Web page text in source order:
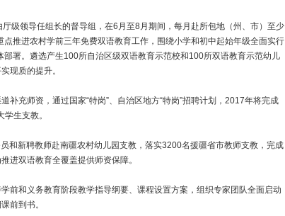
级领导任组长的督导组，在6月至8月期间，每月赴所包地（州、市）至少
点推进农村学前三年免费双语教育工作，围绕小学和初中起始年级全面实行
部署。遴选产生100所自治区级双语教育示范校和100所双语教育示范幼儿
现质的提升。
补充师资，通过国家“特岗”、自治区地方“特岗”招聘计划，2017年将完成
生支教。
和新聘教师赴南疆农村幼儿园支教，落实3200名援疆省市教师支教，完成
进双语教育全覆盖提供师资保障。
前和义务教育阶段教学指导纲要、课程设置方案，组织专家团队全面启动
前到书。